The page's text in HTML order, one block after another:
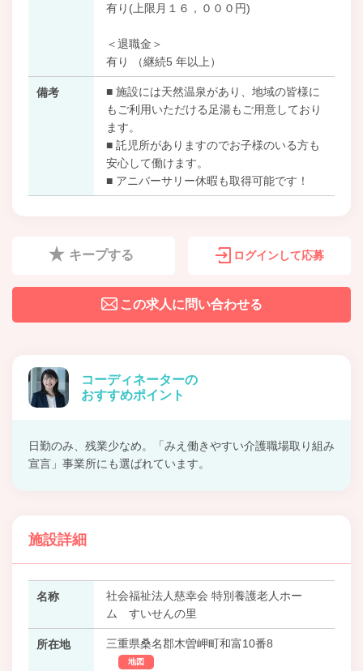
有り(上限月１６，０００円)
＜退職金＞
有り （継続5 年以上）
備考
■ 施設には天然温泉があり、地域の皆様に
もご利用いただける足湯もご用意しており
ます。
■ 託児所がありますのでお子様のいる方も
安心して働けます。
■ アニバーサリー休暇も取得可能です！
キープする ログインして応募
この求人に問い合わせる
コーディネーターの
おすすめポイント
日勤のみ、残業少なめ。「みえ働きやすい介護職場取り組み
宣言」事業所にも選ばれています。
施設詳細
名称
社会福祉法人慈幸会 特別養護老人ホー
ム すいせんの里
所在地 三重県桑名郡木曽岬町和富10番8
地図